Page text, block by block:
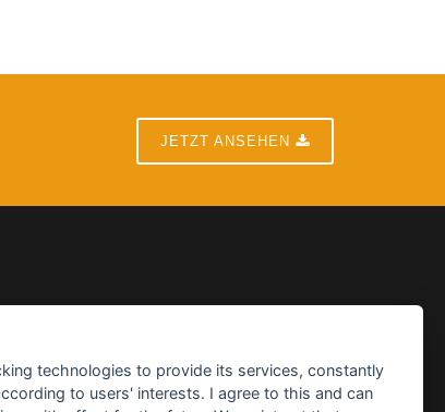
JETZT ANSEHEN
technologies to provide its services, constantly
to users' interests. I agree to this and can